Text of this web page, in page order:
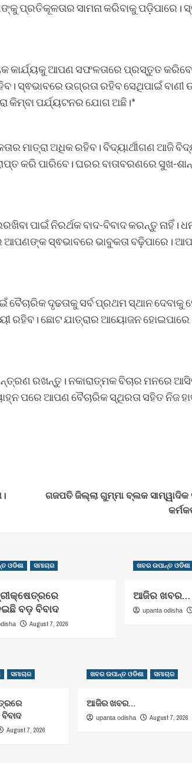
ସାମନା କରିବାକୁ ପଡ଼ିପାରେ।
କାର୍ଯ୍ୟକୁ ଆପଣ ସଫଳତାରେ ପ୍ରସ୍ତୁତ
ସ୍ଵଭାବରେ ଉଗ୍ରତା ରହିବ ସେଥିପାଇଁ
କିମ୍ବା ପର୍ଯ୍ୟଟନର ଯୋଗ ଅଛି।*
ମାତ୍ରା ଅଧିକ ରହିବ। ବିଦ୍ୟାର୍ଥୀଗଣ ଆଜି
କରି ପାରିବେ। ଘରର ବାତାବରଣରେ ସୁଖ-
ପାଇଁ ନିରର୍ଥକ ବାଦ-ବିବାଦ କରନ୍ତୁ ନାହିଁ।
ଆପଣଙ୍କ ସ୍ଵଭାବରେ ଭାବୁକତା ବଢ଼ିପାରେ।
ଦୃଢତାକୁ ସର୍ବ ପ୍ରଥମ ସ୍ଥାନ ଦେବାକୁ
ରହିବ। ଛୋଟ ଯାତ୍ରାର ଆୟୋଜନ
ରଖନ୍ତୁ। ନକାରାତ୍ମକ ବିଚାର ମନରେ
ପରେ ଆପଣ ବୈଚାରିକ ସ୍ଥିରତା ସହିତ ନିଜ
ଗଜପତି ଜିଲ୍ଲା ଗୁମ୍ମା ବ୍ଲକ ସାମ୍ୱାଦିକ
ଓଡିଶା ସମାଚାର
ବଡ଼ ବିବାଦ
August 7, 2026
ଖବର ଉପାନ୍ତ ଓଡିଶା
ଆଜିର ଖବର…
upanta odisha
ସମାଚାର
August 7, 2026
ଖବର ଉପାନ୍ତ ଓଡିଶା ସମାଚାର
ଆଜିର ଖବର…
upanta odisha August 7, 2026